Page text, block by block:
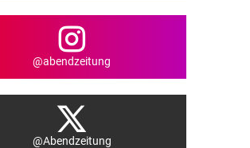
@abendzeitung
@Abendzeitung